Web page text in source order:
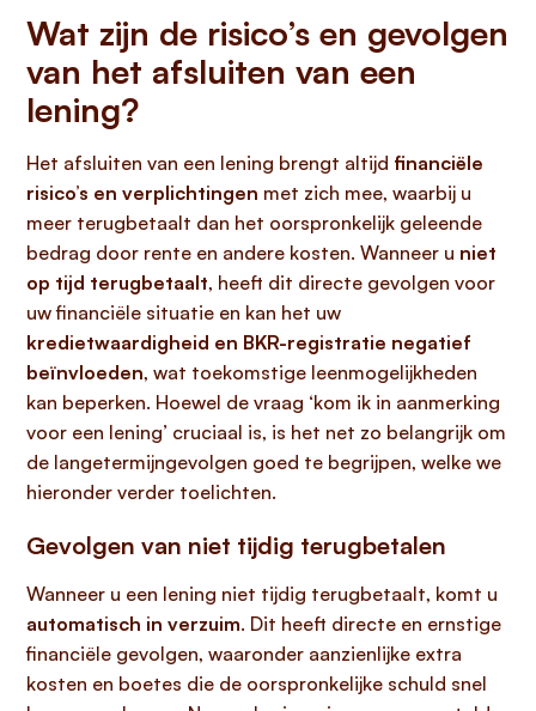
Wat zijn de risico’s en gevolgen
van het afsluiten van een
lening?
Het afsluiten van een lening brengt altijd financiële
risico’s en verplichtingen met zich mee, waarbij u
meer terugbetaalt dan het oorspronkelijk geleende
bedrag door rente en andere kosten. Wanneer u niet
op tijd terugbetaalt, heeft dit directe gevolgen voor
uw financiële situatie en kan het uw
kredietwaardigheid en BKR-registratie negatief
beïnvloeden, wat toekomstige leenmogelijkheden
kan beperken. Hoewel de vraag ‘kom ik in aanmerking
voor een lening’ cruciaal is, is het net zo belangrijk om
de langetermijngevolgen goed te begrijpen, welke we
hieronder verder toelichten.
Gevolgen van niet tijdig terugbetalen
Wanneer u een lening niet tijdig terugbetaalt, komt u
automatisch in verzuim. Dit heeft directe en ernstige
financiële gevolgen, waaronder aanzienlijke extra
kosten en boetes die de oorspronkelijke schuld snel